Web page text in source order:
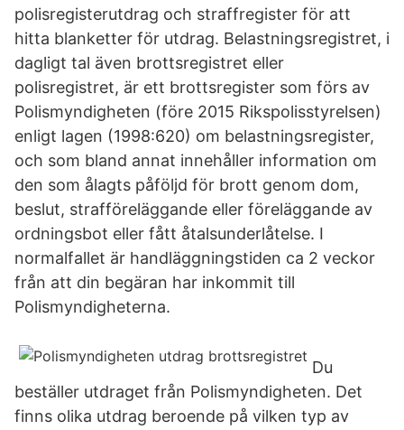
polisregisterutdrag och straffregister för att
hitta blanketter för utdrag. Belastningsregistret, i
dagligt tal även brottsregistret eller
polisregistret, är ett brottsregister som förs av
Polismyndigheten (före 2015 Rikspolisstyrelsen)
enligt lagen (1998:620) om belastningsregister,
och som bland annat innehåller information om
den som ålagts påföljd för brott genom dom,
beslut, strafföreläggande eller föreläggande av
ordningsbot eller fått åtalsunderlåtelse. I
normalfallet är handläggningstiden ca 2 veckor
från att din begäran har inkommit till
Polismyndigheterna.
Du
beställer utdraget från Polismyndigheten. Det
finns olika utdrag beroende på vilken typ av